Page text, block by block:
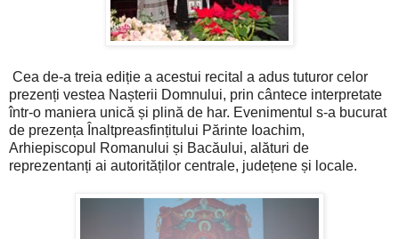
Cea de-a treia ediție a acestui recital a adus tuturor celor
prezenți vestea Nașterii Domnului, prin cântece interpretate
într-o maniera unică și plină de har. Evenimentul s-a bucurat
de prezența Înaltpreasfințitului Părinte Ioachim,
Arhiepiscopul Romanului și Bacăului, alături de
reprezentanți ai autorităților centrale, județene și locale.